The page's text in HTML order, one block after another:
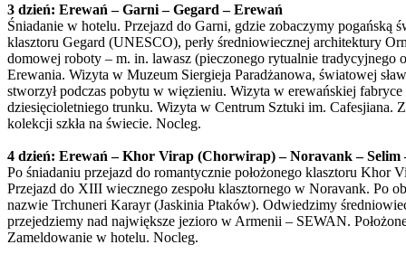
3 dzień: Erewań – Garni – Gegard – Erewań
Śniadanie w hotelu. Przejazd do Garni, gdzie zobaczymy
klasztoru Gegard (UNESCO), perły średniowiecznej architektury
domowej roboty – m. in. lawasz (pieczonego rytualnie
Erewania. Wizyta w Muzeum Siergieja Paradżanowa, światowej
stworzył podczas pobytu w więzieniu. Wizyta w erewańskiej
dziesięcioletniego trunku. Wizyta w Centrum Sztuki im. Cafesjiana.
kolekcji szkła na świecie. Nocleg.
4 dzień: Erewań – Khor Virap (Chorwirap) – Noravank – Selim
Po śniadaniu przejazd do romantycznie położonego klasztoru Khor
Przejazd do XIII wiecznego zespołu klasztornego w Noravank. Po
nazwie Trchuneri Karayr (Jaskinia Ptaków). Odwiedzimy
przejedziemy nad największe jezioro w Armenii – SEWAN.
Zameldowanie w hotelu. Nocleg.